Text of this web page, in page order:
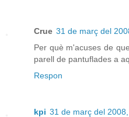
Crue 31 de març del
Per què m'acuses de
parell de pantuflades a
Respon
kpi 31 de març del